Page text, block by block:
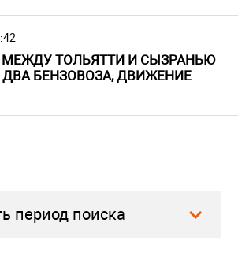
МЕЖДУ ТОЛЬЯТТИ И СЫЗРАНЬЮ
БЕНЗОВОЗА, ДВИЖЕНИЕ
период поиска